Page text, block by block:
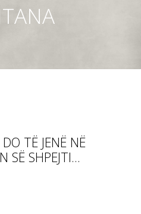
TË JENË NË
SË SHPEJTI...